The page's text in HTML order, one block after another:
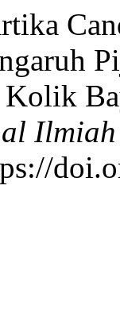
Kolik
Ilmiah